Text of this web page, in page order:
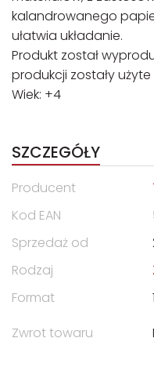
kalandrowanego
ułatwia układanie.
Produkt został
produkcji zostały
Wiek: +4
SZCZEGÓŁY
Producent
Kod EAN
Sprzedaż od
Rodzaj
Format
Zwrot towaru